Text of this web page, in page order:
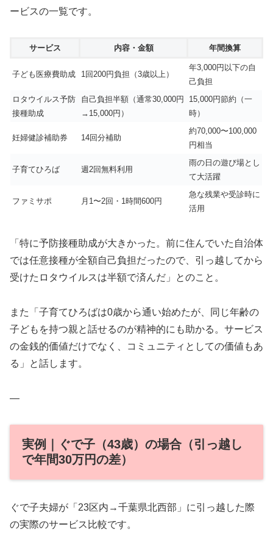
ービスの一覧です。
サービス 内容・金額 年間換算
子ども医療費助成 1回200円負担（3歳以上）
年3,000円以下の自
己負担
ロタウイルス予防
接種助成
自己負担半額（通常30,000円
→15,000円）
15,000円節約（一
時）
妊婦健診補助券 14回分補助
約70,000〜100,000
円相当
子育てひろば 週2回無料利用
雨の日の遊び場とし
て大活躍
ファミサポ 月1〜2回・1時間600円
急な残業や受診時に
活用
「特に予防接種助成が大きかった。前に住んでいた自治体
では任意接種が全額自己負担だったので、引っ越してから
受けたロタウイルスは半額で済んだ」とのこと。
また「子育てひろばは0歳から通い始めたが、同じ年齢の
子どもを持つ親と話せるのが精神的にも助かる。サービス
の金銭的価値だけでなく、コミュニティとしての価値もあ
る」と話します。
—
実例｜ぐで子（43歳）の場合（引っ越し
で年間30万円の差）
ぐで子夫婦が「23区内→千葉県北西部」に引っ越した際
の実際のサービス比較です。